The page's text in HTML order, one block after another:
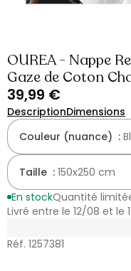
OUREA - Nappe
Gaze de Coton
39,99 €
DescriptionDimensions
Couleur (nuance) :
Taille : 150x250 cm
En stockQuantité
Livré entre le 12/08 et le
Réf. 1257381